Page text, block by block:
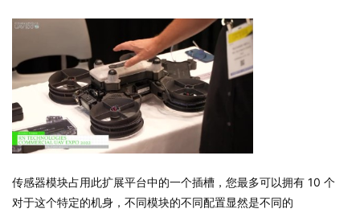
传感器模块占用此扩展平台中的一个插槽，您最多可以拥有 10 个
对于这个特定的机身，不同模块的不同配置显然是不同的